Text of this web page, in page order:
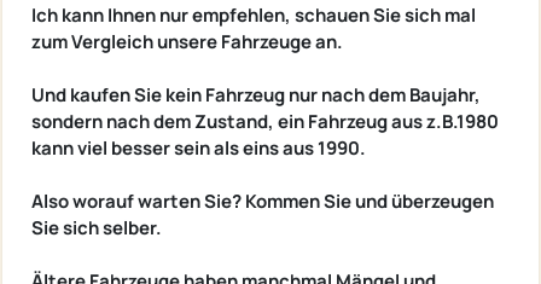
Ich kann Ihnen nur empfehlen, schauen Sie sich mal
zum Vergleich unsere Fahrzeuge an.
Und kaufen Sie kein Fahrzeug nur nach dem Baujahr,
sondern nach dem Zustand, ein Fahrzeug aus z.B.1980
kann viel besser sein als eins aus 1990.
Also worauf warten Sie? Kommen Sie und überzeugen
Sie sich selber.